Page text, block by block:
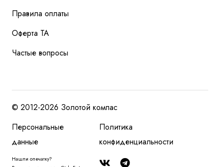
Правила оплаты
Оферта ТА
Частые вопросы
© 2012-2026 Золотой компас
Персональные
данные
Политика
конфиденциальности
Нашли опечатку?